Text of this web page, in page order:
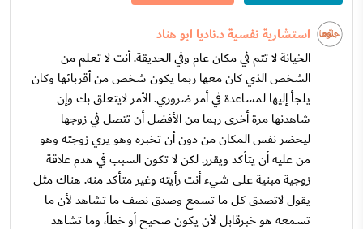
استشارية نفسية د.ناديا ابو هناد
الخيانة لا تتم في مكان عام وفي الحديقة. أنت لا تعلم من
الشخص الذي كان معها ربما يكون شخص من أقربائها وكان
يلجأ إليها لمساعدة في أمر ضروري. الأمر لايتعلق بك وإن
شاهدنها مرة أخرى ربما من الأفضل أن تتصل في زوجها
ليحضر نفس المكان من دون أن تخبره وهو يري زوجته وهو
من عليه أن يتأكد ويقرر. لكن لا تكون السبب في هدم علاقة
زوجية مبنية على شيء أنت رأيته وغير متأكد منه. هناك مثل
يقول لاتصدق كل ما تسمع وصدق نصف ما تشاهد لأن ما
تسمعه هو خبرقابل لأن يكون صحيح أو خطأ، وما تشاهد